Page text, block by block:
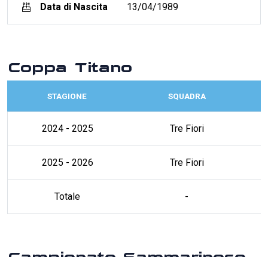
Data di Nascita 13/04/1989
Coppa Titano
STAGIONE SQUADRA
2024 - 2025 Tre Fiori
2025 - 2026 Tre Fiori
Totale -
Campionato Sammarinese